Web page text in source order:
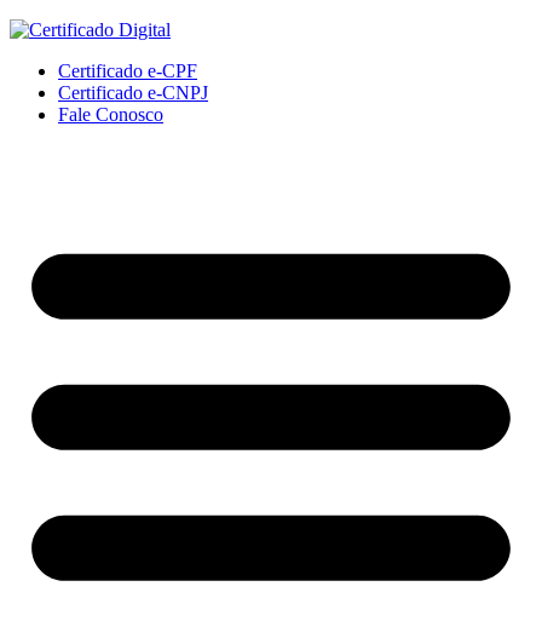
Certificado e-CPF
Certificado e-CNPJ
Fale Conosco